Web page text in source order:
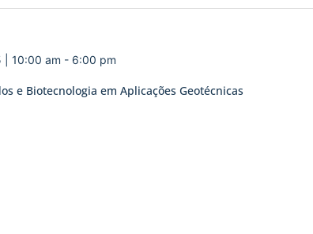
e Biotecnologia em Aplicações Geotécnicas
| 10:00 am - 6:00 pm